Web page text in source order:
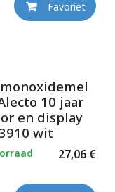
Favoriet
10 jaar
en display
wit
27,06€